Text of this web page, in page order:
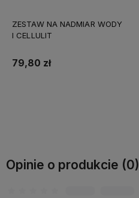
ZESTAW NA NADMIAR WODY
I CELLULIT
79,80 zł
Opinie o produkcie (0)